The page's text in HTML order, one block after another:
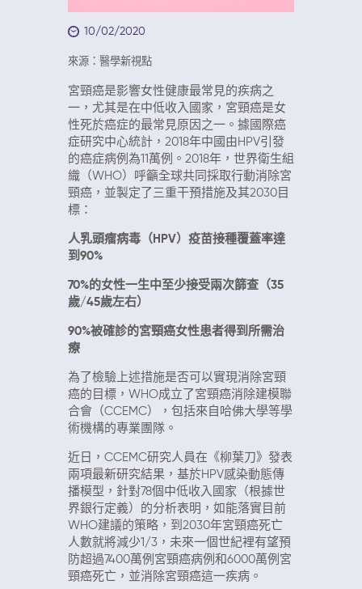
10/02/2020
來源：醫學新視點
宮頸癌是影響女性健康最常見的疾病之
一，尤其是在中低收入國家，宮頸癌是女
性死於癌症的最常見原因之一。據國際癌
症研究中心統計，2018年中國由HPV引發
的癌症病例為11萬例。2018年，世界衛生組
織（WHO）呼籲全球共同採取行動消除宮
頸癌，並製定了三重干預措施及其2030目
標：
人乳頭瘤病毒（HPV）疫苗接種覆蓋率達
到90%
70%的女性一生中至少接受兩次篩查（35
歲/45歲左右）
90%被確診的宮頸癌女性患者得到所需治
療
為了檢驗上述措施是否可以實現消除宮頸
癌的目標，WHO成立了宮頸癌消除建模聯
合會（CCEMC），包括來自哈佛大學等學
術機構的專業團隊。
近日，CCEMC研究人員在《柳葉刀》發表
兩項最新研究結果，基於HPV感染動態傳
播模型，針對78個中低收入國家（根據世
界銀行定義）的分析表明，如能落實目前
WHO建議的策略，到2030年宮頸癌死亡
人數就將減少1/3，未來一個世紀裡有望預
防超過7400萬例宮頸癌病例和6000萬例宮
頸癌死亡，並消除宮頸癌這一疾病。